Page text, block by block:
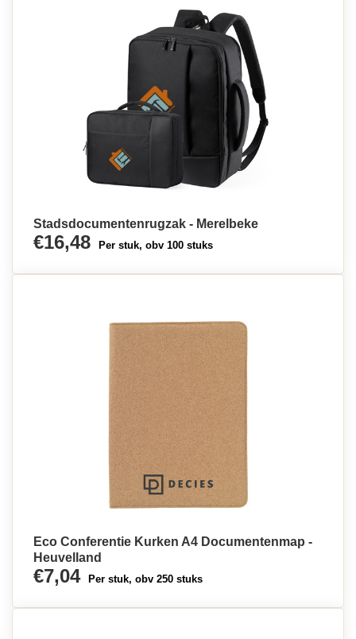
Stadsdocumentenrugzak - Merelbeke
€16,48 Per stuk, obv 100 stuks
Eco Conferentie Kurken A4 Documentenmap -
Heuvelland
€7,04 Per stuk, obv 250 stuks